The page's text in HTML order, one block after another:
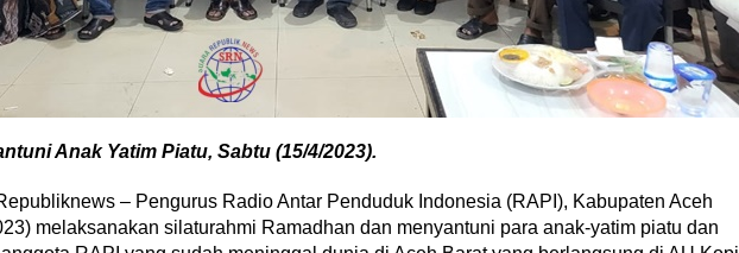
Anak Yatim Piatu, Sabtu (15/4/2023).
– Pengurus Radio Antar Penduduk Indonesia (RAPI), Kabupaten Aceh
melaksanakan silaturahmi Ramadhan dan menyantuni para anak-yatim piatu dan